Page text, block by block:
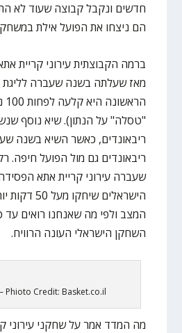
חדשים ונקבל קבוצה שעוד לא
הם ניצחו את הפועל אילת
ברמה הקבוצתית עירוני קריית
מאז שעלתה בשנה שעברה
ריבאונדים גם מול הפועל
שעברה עירוני קריית אתא
הישראלים
המצב ולפי מה שאנחנו רואים
השחקן הישראלי העונה הרוויח.
Phioto Credit: Basket.co.il
מה המדד אמר על שחקני עירוני